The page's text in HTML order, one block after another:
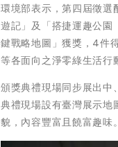
環境部表示，第四屆徵
遊記」及「搭捷運趣公
鍵戰略地圖」獲獎，4件
等各面向之淨零綠生活行
頒獎典禮現場同步展出中
典禮現場設有臺灣展示地
貌，內容豐富且饒富趣味